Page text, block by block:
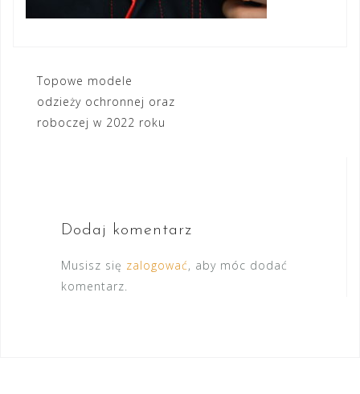
Nawigacja
wpisu
Topowe modele
odzieży ochronnej oraz
roboczej w 2022 roku
Dodaj komentarz
Musisz się zalogować, aby móc dodać
komentarz.